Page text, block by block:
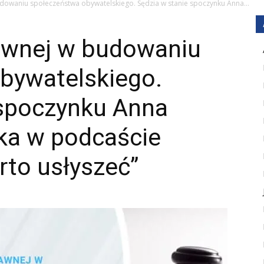
społeczeństwa obywatelskiego. Sędzia w stanie spoczynku Anna...
w budowaniu
Anna
w podcaście
usłyszeć”